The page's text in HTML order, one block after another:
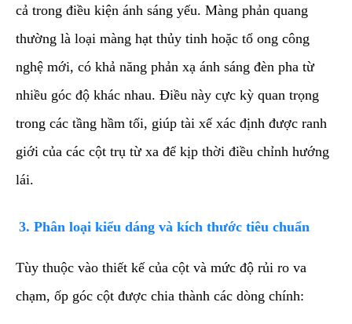
cả trong điều kiện ánh sáng yếu. Màng phản quang
thường là loại màng hạt thủy tinh hoặc tổ ong công
nghệ mới, có khả năng phản xạ ánh sáng đèn pha từ
nhiều góc độ khác nhau. Điều này cực kỳ quan trọng
trong các tầng hầm tối, giúp tài xế xác định được ranh
giới của các cột trụ từ xa để kịp thời điều chỉnh hướng
lái.
​3. Phân loại kiểu dáng và kích thước tiêu chuẩn
​Tùy thuộc vào thiết kế của cột và mức độ rủi ro va
chạm, ốp góc cột được chia thành các dòng chính: